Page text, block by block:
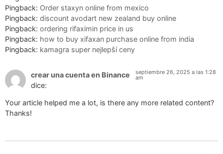
Pingback: Order staxyn online from mexico
Pingback: discount avodart new zealand buy online
Pingback: ordering rifaximin price in us
Pingback: how to buy xifaxan purchase online from india
Pingback: kamagra super nejlepší ceny
crear una cuenta en Binance
dice:
septiembre 26, 2025 a las 1:28
am
Your article helped me a lot, is there any more related content?
Thanks!